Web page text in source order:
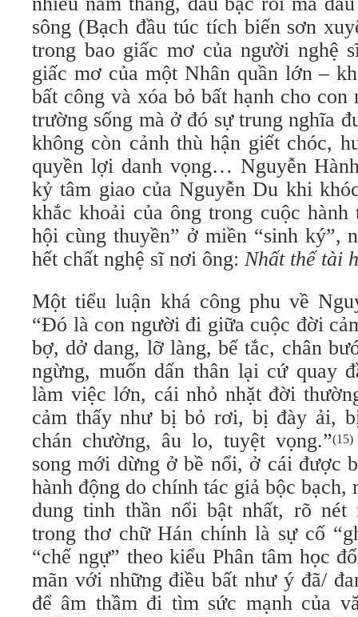
sông (Bạch đầu túc tích biến sơn
trong bao giấc mơ của người nghệ
giấc mơ của một Nhân quần lớn –
bất công và xóa bỏ bất hạnh cho
trường sống mà ở đó sự trung nghĩa
không còn cảnh thù hận giết chóc,
quyền lợi danh vọng… Nguyễn
kỷ tâm giao của Nguyễn Du khi
khắc khoải của ông trong cuộc
hội cùng thuyền” ở miền “sinh ký”,
hết chất nghệ sĩ nơi ông: Nhất thế tài
Một tiểu luận khá công phu về
“Đó là con người đi giữa cuộc đời
bợ, dở dang, lỡ làng, bế tắc, chân
ngừng, muốn dấn thân lại cứ quay
làm việc lớn, cái nhỏ nhặt đời
cảm thấy như bị bỏ rơi, bị đày ải,
chán chường, âu lo, tuyệt vọng.”(15)
song mới dừng ở bề nổi, ở cái được
hành động do chính tác giả bộc bạch,
dung tinh thần nổi bật nhất, rõ nét
trong thơ chữ Hán chính là sự cố
“chế ngự” theo kiểu Phân tâm học
mãn với những điều bất như ý đã/
để âm thầm đi tìm sức mạnh của